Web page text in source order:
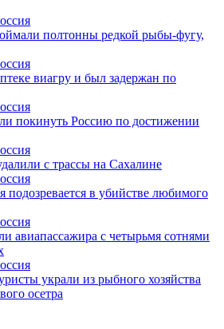
полтонны редкой рыбы-фугу,
виагру и был задержан по
покинуть Россию по достижении
с трассы на Сахалине
в убийстве любимого
авиапассажира с четырьмя сотнями
украли из рыбного хозяйства
осетра